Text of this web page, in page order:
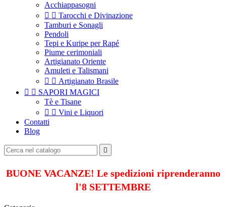
Acchiappasogni
  Tarocchi e Divinazione
Tamburi e Sonagli
Pendoli
Tepi e Kuripe per Rapé
Piume cerimoniali
Artigianato Oriente
Amuleti e Talismani
  Artigianato Brasile
  SAPORI MAGICI
Tè e Tisane
  Vini e Liquori
Contatti
Blog

BUONE VACANZE! Le spedizioni riprenderanno
l'8 SETTEMBRE